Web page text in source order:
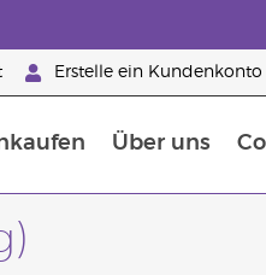
Erstelle ein Kundenkonto
Über uns